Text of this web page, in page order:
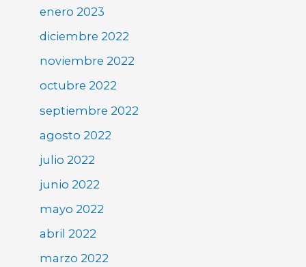
enero 2023
diciembre 2022
noviembre 2022
octubre 2022
septiembre 2022
agosto 2022
julio 2022
junio 2022
mayo 2022
abril 2022
marzo 2022